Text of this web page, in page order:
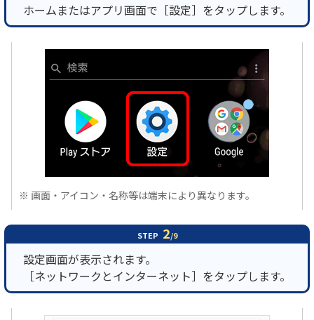
NTTドコモビジネスのお客さ
工事・故障情報通知
サービス
OCN サービス一覧
ホームまたはアプリ画面で［設定］をタップします。
※ 画面・アイコン・名称等は端末により異なります。
STEP 2/9
設定画面が表示されます。
［ネットワークとインターネット］をタップします。